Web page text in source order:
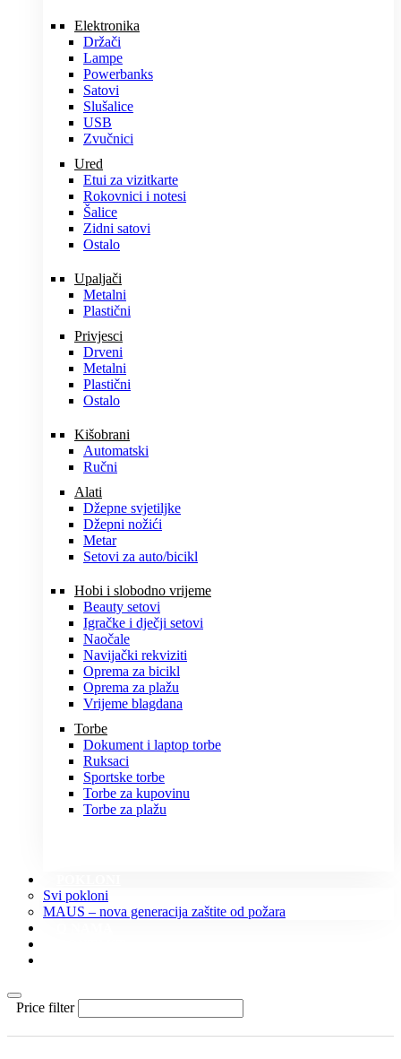
Elektronika
Držači
Lampe
Powerbanks
Satovi
Slušalice
USB
Zvučnici
Ured
Etui za vizitkarte
Rokovnici i notesi
Šalice
Zidni satovi
Ostalo
Upaljači
Metalni
Plastični
Privjesci
Drveni
Metalni
Plastični
Ostalo
Kišobrani
Automatski
Ručni
Alati
Džepne svjetiljke
Džepni nožići
Metar
Setovi za auto/bicikl
Hobi i slobodno vrijeme
Beauty setovi
Igračke i dječji setovi
Naočale
Navijački rekviziti
Oprema za bicikl
Oprema za plažu
Vrijeme blagdana
Torbe
Dokument i laptop torbe
Ruksaci
Sportske torbe
Torbe za kupovinu
Torbe za plažu
Svi pokloni
MAUS – nova generacija zaštite od požara
Price filter